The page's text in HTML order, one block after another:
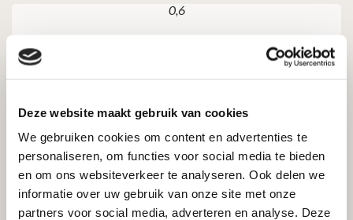
Deze website maakt gebruik van cookies
We gebruiken cookies om content en advertenties te
personaliseren, om functies voor social media te bieden
en om ons websiteverkeer te analyseren. Ook delen we
informatie over uw gebruik van onze site met onze
partners voor social media, adverteren en analyse. Deze
0,6
Er zijn nog geen beoordelingen.
Enkel ingelogde klanten die dit product gekocht hebben,
kunnen een beoordeling schrijven.